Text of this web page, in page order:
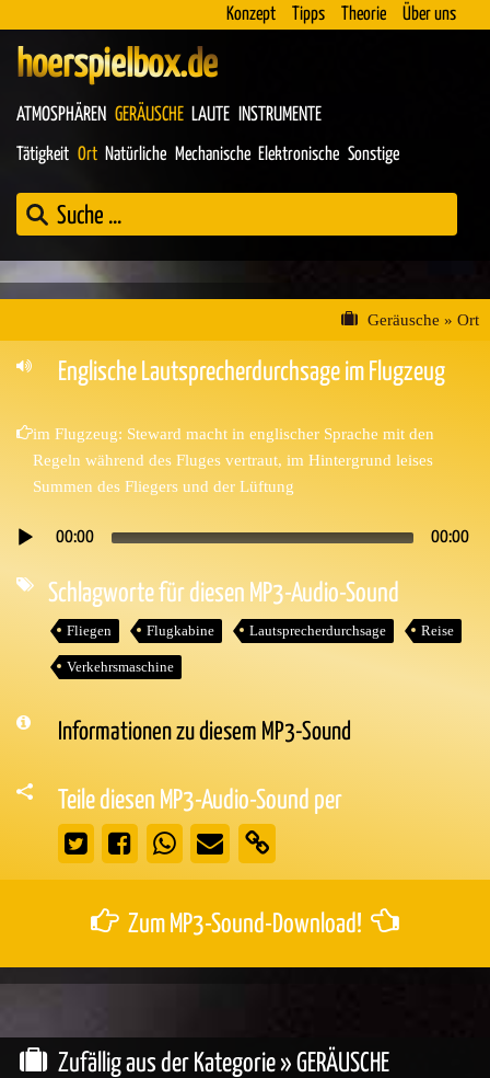
Konzept Tipps Theorie Über uns
hoerspielbox.de
ATMOSPHÄREN GERÄUSCHE LAUTE INSTRUMENTE
Tätigkeit Ort Natürliche Mechanische Elektronische Sonstige
Geräusche » Ort
Englische Lautsprecherdurchsage im Flugzeug
im Flugzeug: Steward macht in englischer Sprache mit den
Regeln während des Fluges vertraut, im Hintergrund leises
Summen des Fliegers und der Lüftung
Audio-
00:00 00:00
Schlagworte für diesen MP3-Audio-Sound
Fliegen Flugkabine Lautsprecherdurchsage Reise
Verkehrsmaschine
Informationen zu diesem MP3-Sound
Teile diesen MP3-Audio-Sound per
Zum MP3-Sound-Download!
Zufällig aus der Kategorie » GERÄUSCHE